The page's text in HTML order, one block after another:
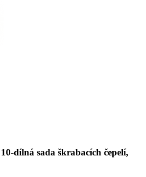
dílná sada škrabacích čepelí,